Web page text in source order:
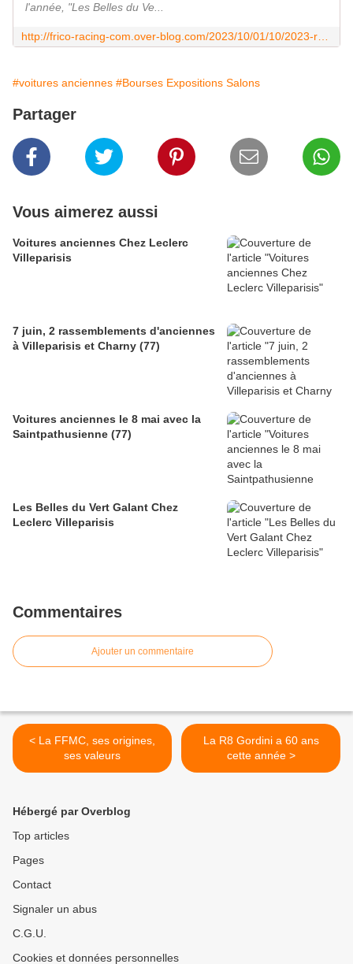
l'année, "Les Belles du Ve...
#voitures anciennes #Bourses Expositions Salons
Partager
Vous aimerez aussi
Voitures anciennes Chez Leclerc
Villeparisis
7 juin, 2 rassemblements d'anciennes
à Villeparisis et Charny (77)
Voitures anciennes le 8 mai avec la
Saintpathusienne (77)
Les Belles du Vert Galant Chez
Leclerc Villeparisis
Commentaires
Ajouter un commentaire
< La FFMC, ses origines,
ses valeurs
La R8 Gordini a 60 ans
cette année >
Hébergé par Overblog
Top articles
Pages
Contact
Signaler un abus
C.G.U.
Cookies et données personnelles